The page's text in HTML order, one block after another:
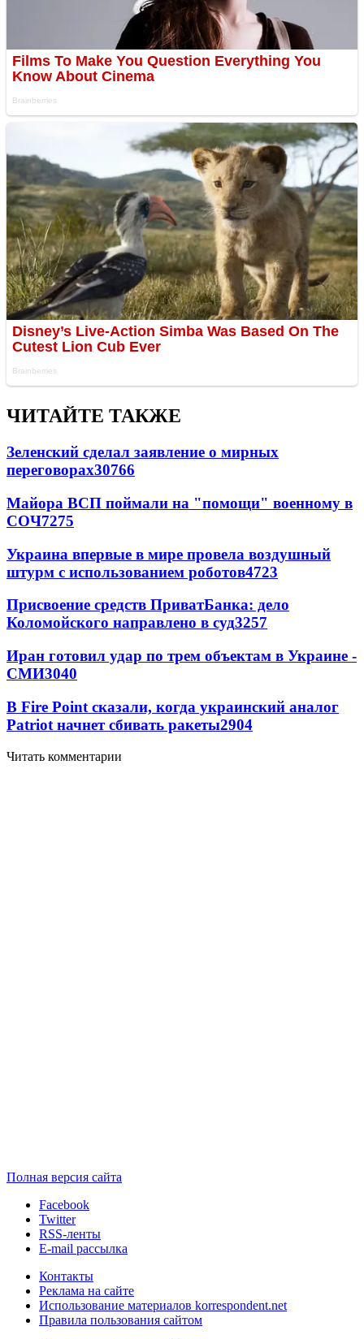
ЧИТАЙТЕ ТАКЖЕ
Зеленский сделал заявление о мирных
переговорах30766
Майора ВСП поймали на "помощи" военному в
СОЧ7275
Украина впервые в мире провела воздушный
штурм с использованием роботов4723
Присвоение средств ПриватБанка: дело
Коломойского направлено в суд3257
Иран готовил удар по трем объектам в Украине -
СМИ3040
В Fire Point сказали, когда украинский аналог
Patriot начнет сбивать ракеты2904
Читать комментарии
Полная версия сайта
Facebook
Twitter
RSS-ленты
E-mail рассылка
Контакты
Реклама на сайте
Использование материалов korrespondent.net
Правила пользования сайтом